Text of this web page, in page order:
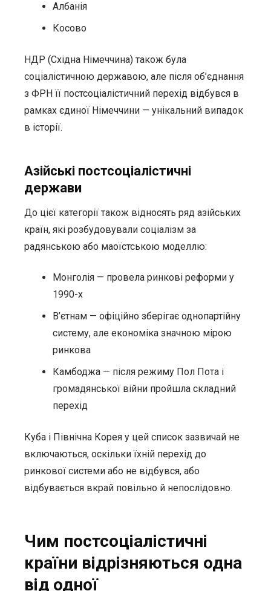
Албанія
Косово
НДР (Східна Німеччина) також була
соціалістичною державою, але після об’єднання
з ФРН її постсоціалістичний перехід відбувся в
рамках єдиної Німеччини — унікальний випадок
в історії.
Азійські постсоціалістичні
держави
До цієї категорії також відносять ряд азійських
країн, які розбудовували соціалізм за
радянською або маоїстською моделлю:
Монголія — провела ринкові реформи у
1990-х
В’єтнам — офіційно зберігає однопартійну
систему, але економіка значною мірою
ринкова
Камбоджа — після режиму Пол Пота і
громадянської війни пройшла складний
перехід
Куба і Північна Корея у цей список зазвичай не
включаються, оскільки їхній перехід до
ринкової системи або не відбувся, або
відбувається вкрай повільно й непослідовно.
Чим постсоціалістичні
країни відрізняються одна
від одної